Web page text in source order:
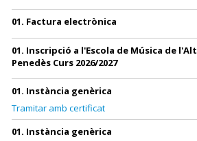
01. Factura electrònica
01. Inscripció a l'Escola de Música de l'Alt
Penedès Curs 2026/2027
01. Instància genèrica
Tramitar amb certificat
01. Instància genèrica